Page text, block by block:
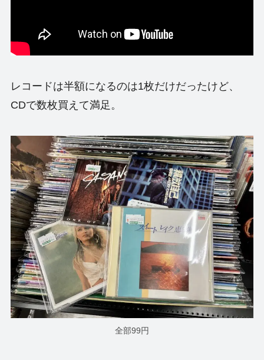
レコードは半額になるのは1枚だけだったけど、
CDで数枚買えて満足。
全部99円